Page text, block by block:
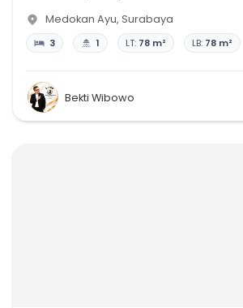
Medokan Ayu, Surabaya
3 1 LT: 78 m² LB: 78 m²
Bekti Wibowo